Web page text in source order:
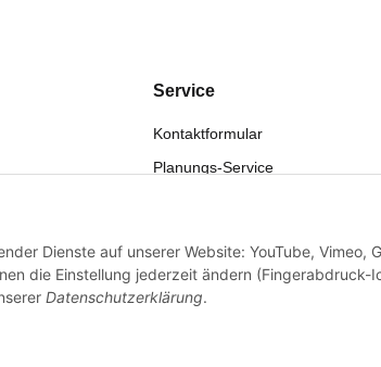
Service
Kontaktformular
Planungs-Service
Retouren-Service
Dienste auf unserer Website: YouTube, Vimeo,
die Einstellung jederzeit ändern (Fingerabdruck-
Datenschutzerklärung.